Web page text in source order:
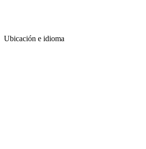
Ubicación e idioma